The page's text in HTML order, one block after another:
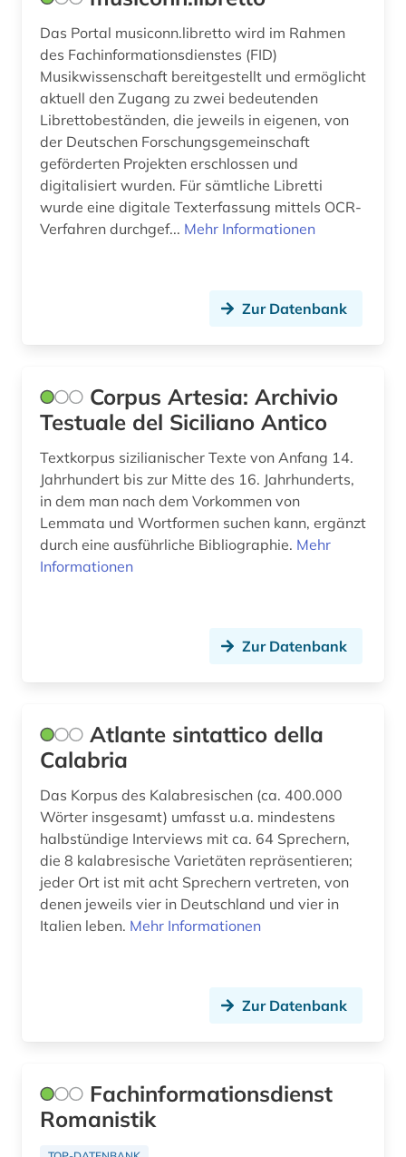
nachschlagewerk (1)
naher osten (1)
nationalbibliografie (3)
nationalbibliothek (1)
neapel (1)
neulatein (1)
niederlande (1)
oper (2)
oratorium (1)
ostmitteleuropa (1)
paläographie (1)
papst (1)
geschichtsschreiber; lyriker; philosoph; humanist;
photographie (2)
piranesi (1)
polen (1)
politische philosophie (1)
politische theorie (1)
portrait (1)
portugiesisch (1)
privatrecht (1)
Das Portal musiconn.libretto wird im Rahmen
des Fachinformationsdienstes (FID)
Musikwissenschaft bereitgestellt und ermöglicht
aktuell den Zugang zu zwei bedeutenden
Librettobeständen, die jeweils in eigenen, von
der Deutschen Forschungsgemeinschaft
geförderten Projekten erschlossen und
digitalisiert wurden. Für sämtliche Libretti
wurde eine digitale Texterfassung mittels OCR-
Verfahren durchgef... Mehr Informationen
Zur Datenbank
Corpus Artesia: Archivio
Testuale del Siciliano Antico
Textkorpus sizilianischer Texte von Anfang 14.
Jahrhundert bis zur Mitte des 16. Jahrhunderts,
in dem man nach dem Vorkommen von
Lemmata und Wortformen suchen kann, ergänzt
durch eine ausführliche Bibliographie. Mehr
Informationen
Zur Datenbank
Atlante sintattico della
Calabria
Das Korpus des Kalabresischen (ca. 400.000
Wörter insgesamt) umfasst u.a. mindestens
halbstündige Interviews mit ca. 64 Sprechern,
die 8 kalabresische Varietäten repräsentieren;
jeder Ort ist mit acht Sprechern vertreten, von
denen jeweils vier in Deutschland und vier in
Italien leben. Mehr Informationen
Zur Datenbank
Fachinformationsdienst
Romanistik